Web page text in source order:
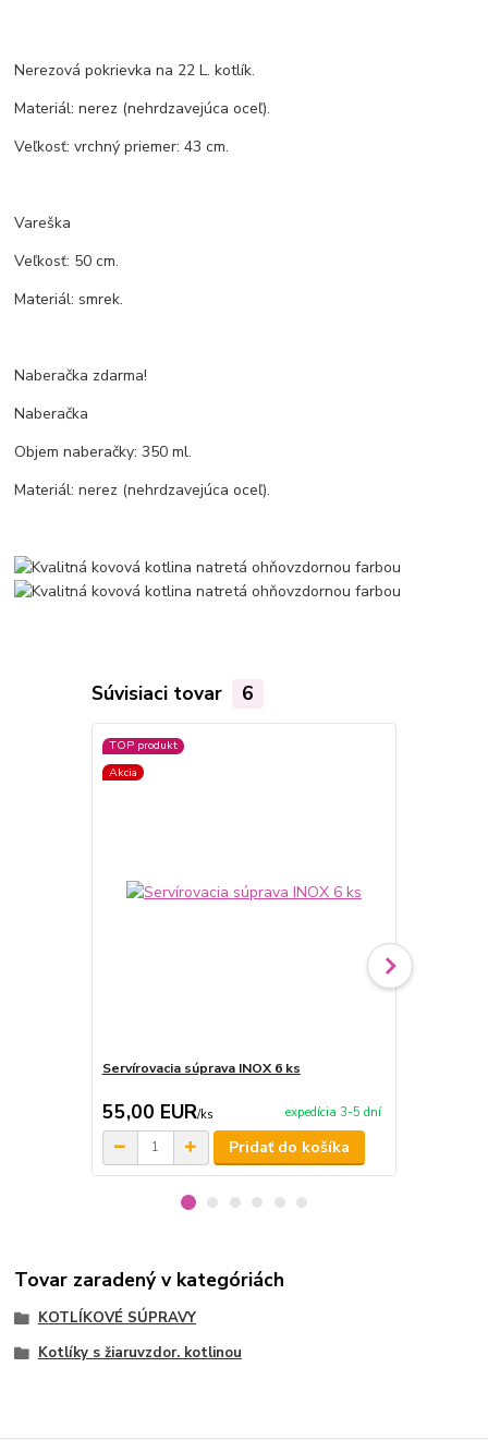
Nerezová pokrievka na 22 L. kotlík.
Materiál: nerez (nehrdzavejúca oceľ).
Veľkosť: vrchný priemer: 43 cm.
Vareška
Veľkosť: 50 cm.
Materiál: smrek.
Naberačka zdarma!
Naberačka
Objem naberačky: 350 ml.
Materiál: nerez (nehrdzavejúca oceľ).
Súvisiaci tovar 6
TOP produkt
Akcia
Servírovacia súprava INOX 6 ks
55,00 EUR/ks expedícia 3-5 dní
Pridať do košíka
Tovar zaradený v kategóriách
KOTLÍKOVÉ SÚPRAVY
Kotlíky s žiaruvzdor. kotlinou